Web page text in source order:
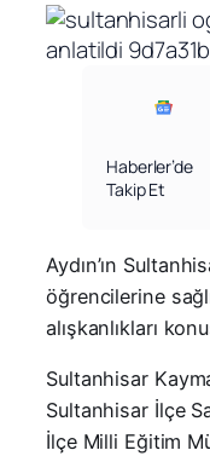
Haberler’de
Takip Et
Aydın’ın
öğrencilerine
alışkanlıkları
Sultanhisar
Sultanhisar İlçe
İlçe Milli Eğitim